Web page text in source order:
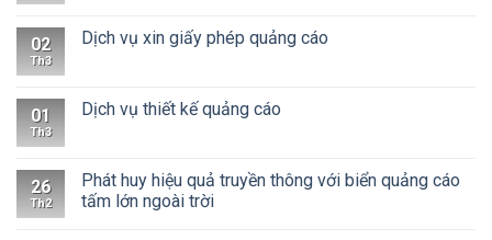
02
Th3
Dịch vụ xin giấy phép quảng cáo
01
Th3
Dịch vụ thiết kế quảng cáo
26
Th2
Phát huy hiệu quả truyền thông với biển quảng cáo
tấm lớn ngoài trời